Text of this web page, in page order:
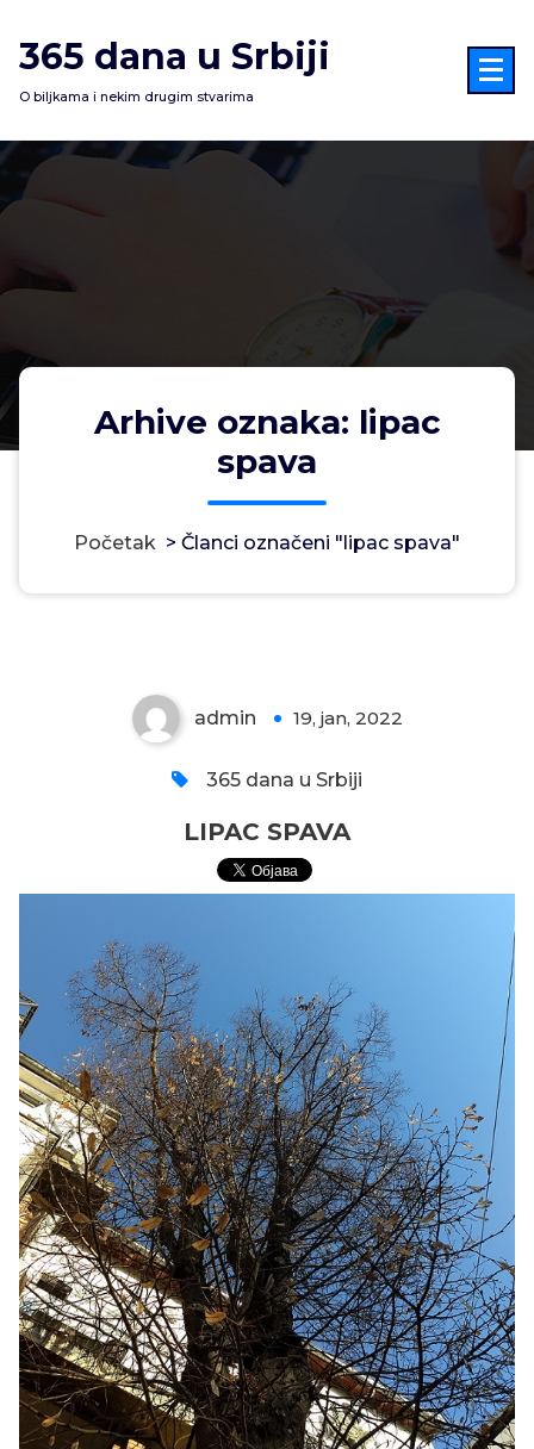
na
sadržaj
365 dana u Srbiji
O biljkama i nekim drugim stvarima
Arhive oznaka: lipac
spava
Početak > Članci označeni "lipac spava"
admin 19, jan, 2022
365 dana u Srbiji
LIPAC SPAVA